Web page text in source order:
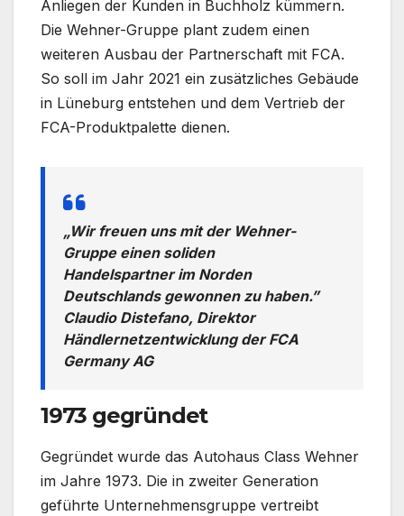
Anliegen der Kunden in Buchholz kümmern.
Die Wehner-Gruppe plant zudem einen
weiteren Ausbau der Partnerschaft mit FCA.
So soll im Jahr 2021 ein zusätzliches Gebäude
in Lüneburg entstehen und dem Vertrieb der
FCA-Produktpalette dienen.
„Wir freuen uns mit der Wehner-
Gruppe einen soliden
Handelspartner im Norden
Deutschlands gewonnen zu haben.”
Claudio Distefano, Direktor
Händlernetzentwicklung der FCA
Germany AG
1973 gegründet
Gegründet wurde das Autohaus Class Wehner
im Jahre 1973. Die in zweiter Generation
geführte Unternehmensgruppe vertreibt